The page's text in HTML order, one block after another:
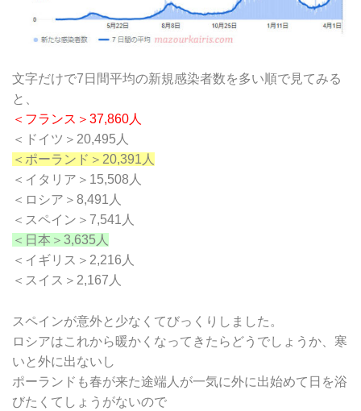
文字だけで7日間平均の新規感染者数を多い順で見てみる
と、
＜フランス＞37,860人
＜ドイツ＞20,495人
＜ポーランド＞20,391人
＜イタリア＞15,508人
＜ロシア＞8,491人
＜スペイン＞7,541人
＜日本＞3,635人
＜イギリス＞2,216人
＜スイス＞2,167人
スペインが意外と少なくてびっくりしました。
ロシアはこれから暖かくなってきたらどうでしょうか、寒
いと外に出ないし
ポーランドも春が来た途端人が一気に外に出始めて日を浴
びたくてしょうがないので